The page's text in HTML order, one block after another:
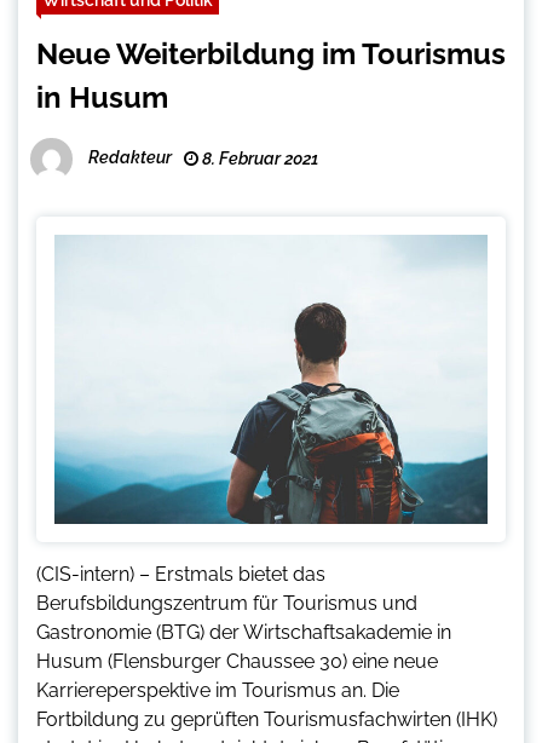
Neue Weiterbildung im Tourismus
in Husum
Redakteur 8. Februar 2021
(CIS-intern) – Erstmals bietet das
Berufsbildungszentrum für Tourismus und
Gastronomie (BTG) der Wirtschaftsakademie in
Husum (Flensburger Chaussee 30) eine neue
Karriereperspektive im Tourismus an. Die
Fortbildung zu geprüften Tourismusfachwirten (IHK)